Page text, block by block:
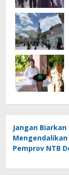
Jangan Biarkan
Pemprov NTB
Mengambil